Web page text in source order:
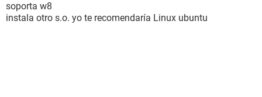
soporta w8
instala otro s.o. yo te recomendaría Linux ubuntu